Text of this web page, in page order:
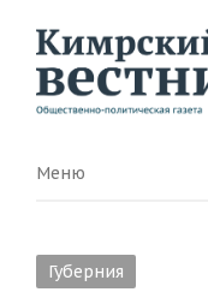
Menu
Меню
Губерния